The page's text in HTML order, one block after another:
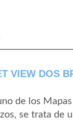
VIEW DOS
de los
se trata de